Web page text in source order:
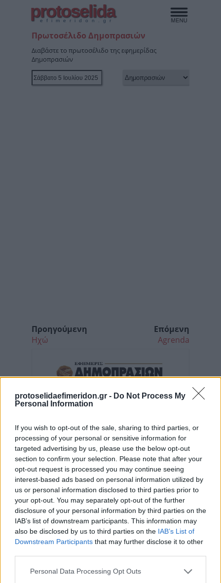
protoselidaefimeridon.gr - Do Not Process My
Personal Information
If you wish to opt-out of the sale, sharing to third parties, or
processing of your personal or sensitive information for
targeted advertising by us, please use the below opt-out
section to confirm your selection. Please note that after your
opt-out request is processed you may continue seeing
interest-based ads based on personal information utilized by
us or personal information disclosed to third parties prior to
your opt-out. You may separately opt-out of the further
disclosure of your personal information by third parties on the
IAB’s list of downstream participants. This information may
also be disclosed by us to third parties on the IAB’s List of
Downstream Participants that may further disclose it to other
Please note that this website/app uses one or more Google
Personal Data Processing Opt Outs
protoselida
efimeridon.gr
Πρωτοσέλιδο Δημοπρασιών
Διαβάστε το πρωτοσέλιδο της εφημερίδας
Δημοπρασιών
Προηγούμενη
Ηχώ
Επόμενη
Agrenda
Κοινοποιήστε